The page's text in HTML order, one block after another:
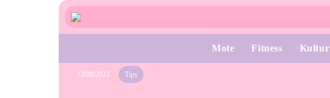
Mote Fitness Kultur
13/09/2023 Tips